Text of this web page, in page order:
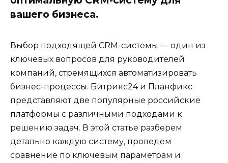
вашего бизнеса.
Выбор подходящей CRM-системы — один из
ключевых вопросов для руководителей
компаний, стремящихся автоматизировать
бизнес-процессы. Битрикс24 и Планфикс
представляют две популярные российские
платформы с различными подходами к
решению задач. В этой статье разберем
детально каждую систему, проведем
сравнение по ключевым параметрам и